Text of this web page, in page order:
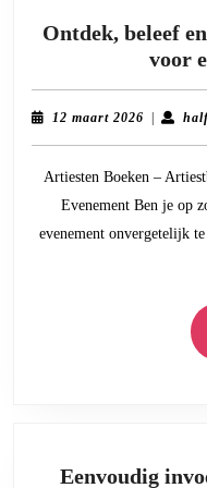
Ontdek, beleef
voor
12 maart 2026 12|
Artiesten Boeken –
Evenement Ben je op
evenement onvergetelijk
Eenvoudig